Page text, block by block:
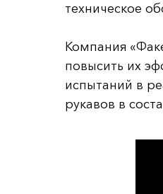
техническое
Компания
повысить их
испытаний в
рукавов в